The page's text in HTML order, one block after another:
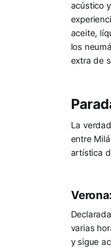
acústico
aceite,
los
extra de
La
entre
artística
varias
y sigue